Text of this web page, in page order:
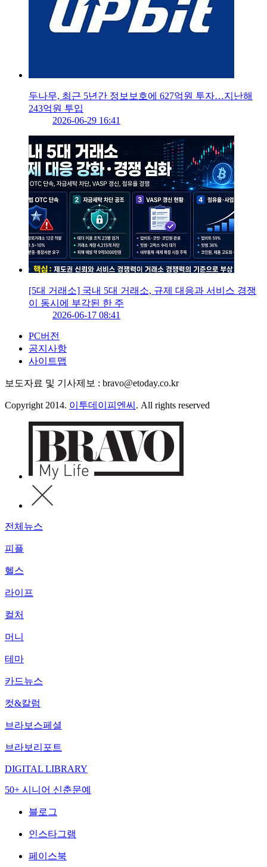
두나무, 최근 5년간 정보보호에 627억원 투자…지난해
243억원 투입
2026-06-29 16:41
[5대 거래소] 국내 5대 거래소, 규제 대응과 서비스 경쟁
이 동시에 부각된 한 주
2026-06-17 08:41
PC버전
공지사항
사이트맵
보도자료 및 기사제보 : bravo@etoday.co.kr
Copyright 2014. 이투데이피엔씨 . All rights reserved
전체뉴스
피플
헬스
라이프
컬처
머니
테마
카드뉴스
컷&칼럼
브라보스페셜
브라보리포트
DIGITAL LIBRARY
50+ 시니어 신춘문예
블로그
인스타그램
페이스북